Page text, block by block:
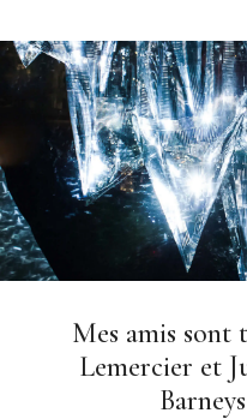
Mes amis sont
Lemercier et